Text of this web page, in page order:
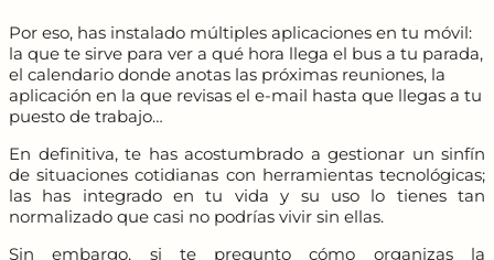
Por eso, has instalado múltiples aplicaciones en tu móvil:
la que te sirve para ver a qué hora llega el bus a tu parada,
el calendario donde anotas las próximas reuniones, la
aplicación en la que revisas el e-mail hasta que llegas a tu
puesto de trabajo…
En definitiva, te has acostumbrado a gestionar un sinfín
de situaciones cotidianas con herramientas tecnológicas;
las has integrado en tu vida y su uso lo tienes tan
normalizado que casi no podrías vivir sin ellas.
Sin embargo, si te pregunto cómo organizas la